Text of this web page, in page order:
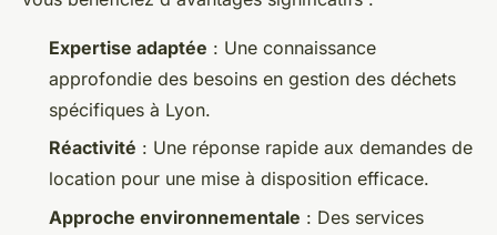
Expertise adaptée : Une connaissance
approfondie des besoins en gestion des déchets
spécifiques à Lyon.
Réactivité : Une réponse rapide aux demandes de
location pour une mise à disposition efficace.
Approche environnementale : Des services